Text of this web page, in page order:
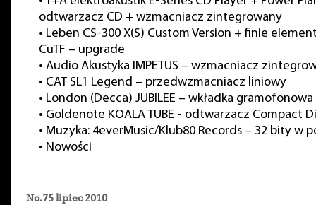
odtwarzacz CD + wzmacniacz zintegrowany
• Leben CS-300 X(S) Custom Version + finie
CuTF – upgrade
• Audio Akustyka IMPETUS – wzmacniacz
• CAT SL1 Legend – przedwzmacniacz liniowy
• London (Decca) JUBILEE – wkładka gramofonowa
• Goldenote KOALA TUBE - odtwarzacz Compact
• Muzyka: 4everMusic/Klub80 Records – 32 bity w
• Nowości
No.75 lipiec 2010